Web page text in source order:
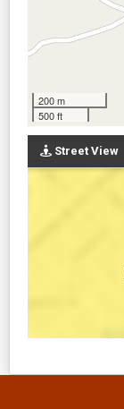
200 m
500 ft
Street View